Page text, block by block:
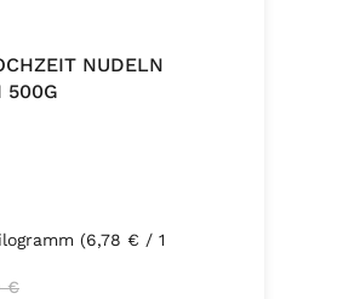
NUDELN
500G
(6,78 € / 1
Preis:
€